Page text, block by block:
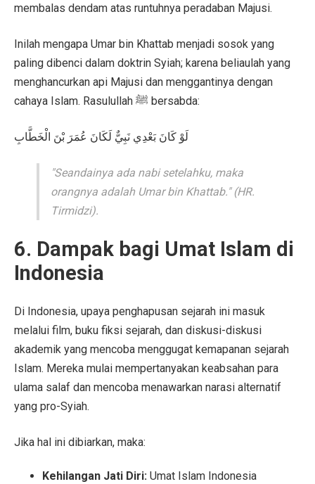
membalas dendam atas runtuhnya peradaban Majusi.
Inilah mengapa Umar bin Khattab menjadi sosok yang
paling dibenci dalam doktrin Syiah; karena beliaulah yang
menghancurkan api Majusi dan menggantinya dengan
cahaya Islam. Rasulullah ﷺ bersabda:
لَوْ كَانَ بَعْدِي نَبِيٌّ لَكَانَ عُمَرَ بْنَ الْخَطَّابِ
"Seandainya ada nabi setelahku, maka
orangnya adalah Umar bin Khattab." (HR.
Tirmidzi).
6. Dampak bagi Umat Islam di
Indonesia
Di Indonesia, upaya penghapusan sejarah ini masuk
melalui film, buku fiksi sejarah, dan diskusi-diskusi
akademik yang mencoba menggugat kemapanan sejarah
Islam. Mereka mulai mempertanyakan keabsahan para
ulama salaf dan mencoba menawarkan narasi alternatif
yang pro-Syiah.
Jika hal ini dibiarkan, maka:
Kehilangan Jati Diri: Umat Islam Indonesia